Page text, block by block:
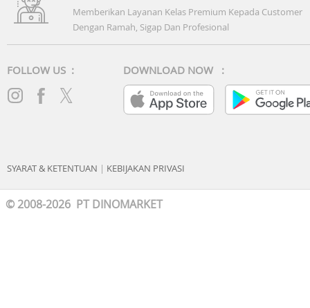
Memberikan Layanan Kelas Premium Kepada Customer
Dengan Ramah, Sigap Dan Profesional
FOLLOW US : DOWNLOAD NOW :
SYARAT & KETENTUAN | KEBIJAKAN PRIVASI
© 2008-2026 PT DINOMARKET